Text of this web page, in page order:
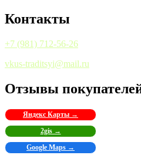
Контакты
+7 (981) 712-56-26
vkus-traditsyi@mail.ru
Отзывы
Яндекс Карты →
2gis →
Google Maps →